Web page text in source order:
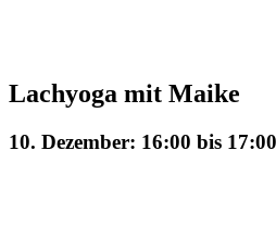
Lachyoga mit Maike
10. Dezember: 16:00 bis 17:00